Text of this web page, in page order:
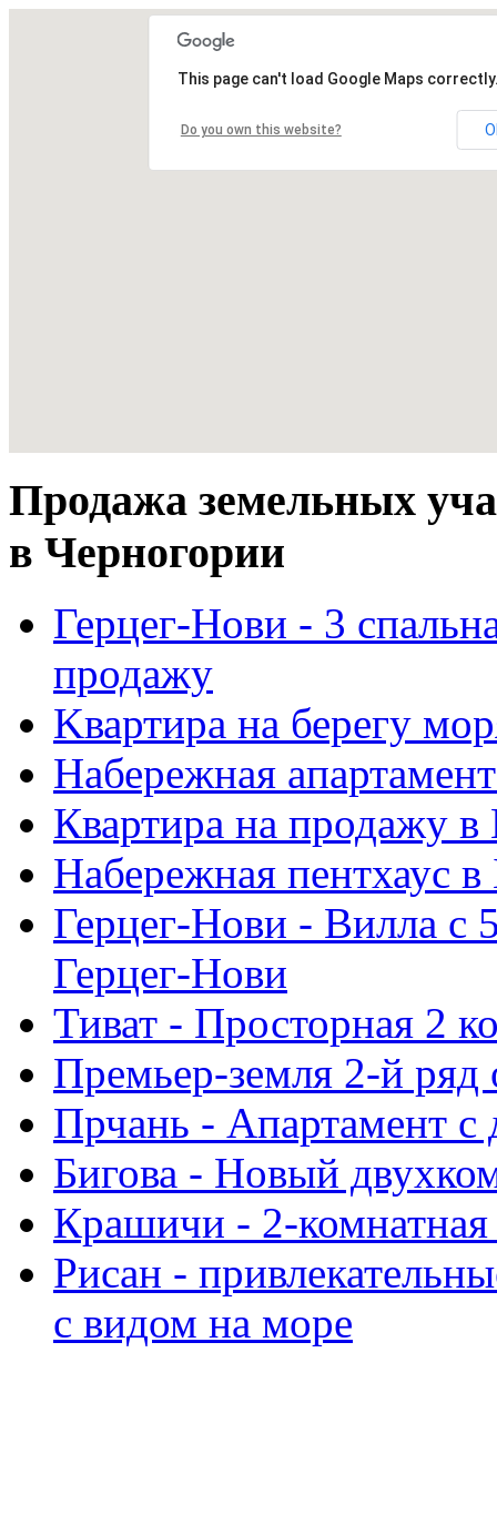
This page can't load Google Maps
Do you own this website?
Продажа земельных
в Черногории
Герцег-Нови - 3
продажу
Kвартира на берегу
Набережная
Квартира на продажу в
Набережная пентхаус в
Герцег-Нови - Bилла с
Герцег-Нови
Тиват - Просторная 2
Премьер-земля 2-й
Прчань - Апартамент с
Бигова - Новый
Крашичи - 2-комнатная
Рисан -
с видом на море